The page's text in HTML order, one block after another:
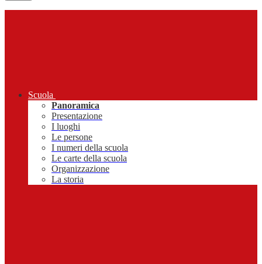
Scuola
Panoramica
Presentazione
I luoghi
Le persone
I numeri della scuola
Le carte della scuola
Organizzazione
La storia